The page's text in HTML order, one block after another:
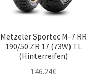
Metzeler Sportec M-7 RR
190/50 ZR 17 (73W) TL
(Hinterreifen)
146.24€